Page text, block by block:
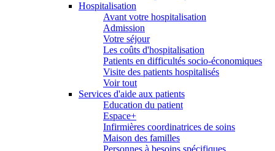
Hospitalisation
Avant votre hospitalisation
Admission
Votre séjour
Les coûts d'hospitalisation
Patients en difficultés socio-économiques
Visite des patients hospitalisés
Voir tout
Services d'aide aux patients
Education du patient
Espace+
Infirmières coordinatrices de soins
Maison des familles